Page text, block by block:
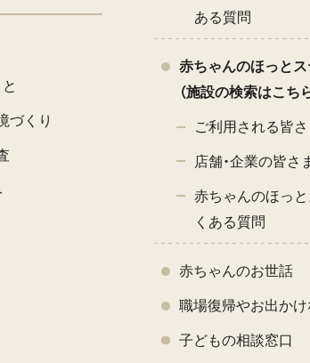
づくり
ある質問
赤ちゃんのほっと
（施設の検索はこちら
ご利用される皆
店舗・企業の皆さ
赤ちゃんのほっ
くある質問
赤ちゃんのお世話
職場復帰やお出か
子どもの相談窓口